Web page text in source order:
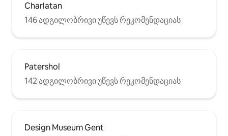
Charlatan
146 ადგილობრივი უწევს რეკომენდაციას
Patershol
142 ადგილობრივი უწევს რეკომენდაციას
Design Museum Gent